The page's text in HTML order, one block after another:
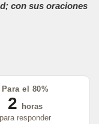
con sus oraciones
Para el 80%
2
horas
para responder